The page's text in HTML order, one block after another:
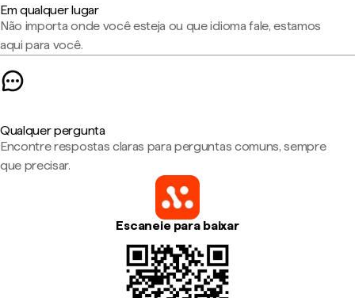
Em qualquer lugar
Não importa onde você esteja ou que idioma fale, estamos
aqui para você.
Qualquer pergunta
Encontre respostas claras para perguntas comuns, sempre
que precisar.
Escaneie para baixar